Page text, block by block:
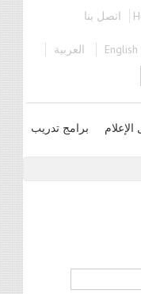
اتصل بنا
English
العربية
برامج تدريب